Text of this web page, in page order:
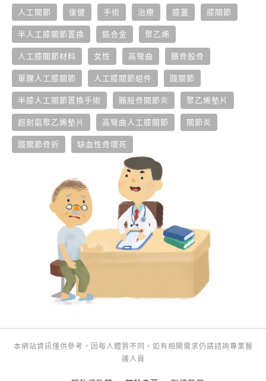
人工關節 復健 手術 治療 膝蓋 膝關節
半人工膝關節置換 鋯合金 聚乙烯
人工膝關節材料 女性 高彎曲 髕骨股骨
單髁人工膝關節 人工膝關節組件 髖關節
半膝人工關節置換手術 髕股骨關節炎 聚乙烯墊片
超耐磨聚乙烯墊片 高彎曲人工膝關節 關節炎
髖關節骨折 缺血性骨壞死
本網站資訊僅供參考，因每人體質不同，如有相關需求仍請諮詢專業醫
護人員